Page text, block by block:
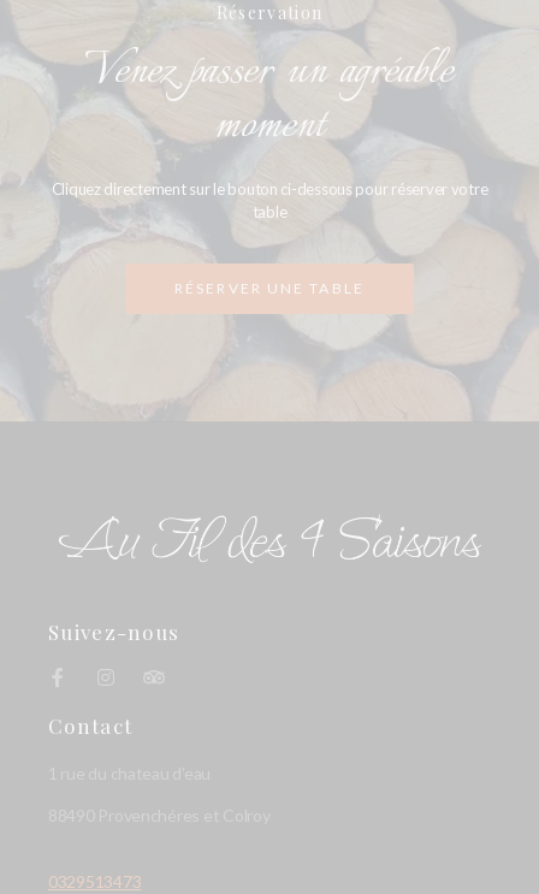
Réservation
Venez passer un agréable
moment
Cliquez directement sur le bouton ci-dessous pour réserver votre
table
RÉSERVER UNE TABLE
Suivez-nous
Contact
0329513473